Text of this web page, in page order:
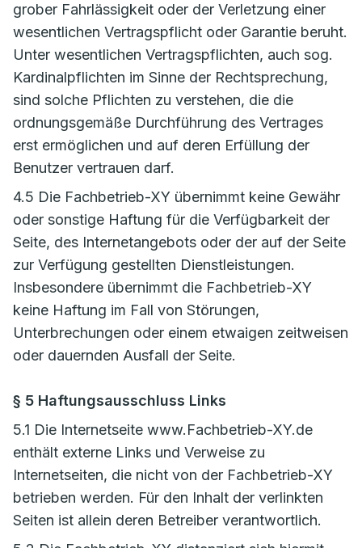
grober Fahrlässigkeit oder der Verletzung einer
wesentlichen Vertragspflicht oder Garantie beruht.
Unter wesentlichen Vertragspflichten, auch sog.
Kardinalpflichten im Sinne der Rechtsprechung,
sind solche Pflichten zu verstehen, die die
ordnungsgemäße Durchführung des Vertrages
erst ermöglichen und auf deren Erfüllung der
Benutzer vertrauen darf.
4.5 Die Fachbetrieb-XY übernimmt keine Gewähr
oder sonstige Haftung für die Verfügbarkeit der
Seite, des Internetangebots oder der auf der Seite
zur Verfügung gestellten Dienstleistungen.
Insbesondere übernimmt die Fachbetrieb-XY
keine Haftung im Fall von Störungen,
Unterbrechungen oder einem etwaigen zeitweisen
oder dauernden Ausfall der Seite.
§ 5 Haftungsausschluss Links
5.1 Die Internetseite www.Fachbetrieb-XY.de
enthält externe Links und Verweise zu
Internetseiten, die nicht von der Fachbetrieb-XY
betrieben werden. Für den Inhalt der verlinkten
Seiten ist allein deren Betreiber verantwortlich.